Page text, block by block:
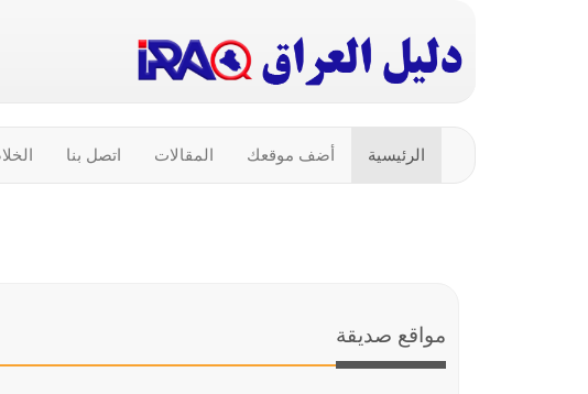
الرئيسية أضف موقعك المقالات اتصل بنا
مواقع صديقة